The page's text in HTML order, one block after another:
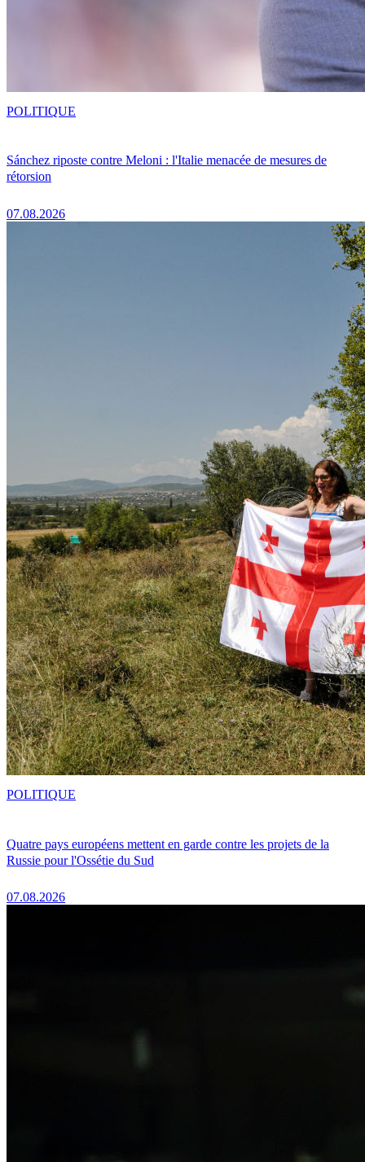
Sánchez riposte contre Meloni : l'Italie menacée de mesures de
rétorsion
07.08.2026
POLITIQUE
Quatre pays européens mettent en garde contre les projets de la
Russie pour l'Ossétie du Sud
07.08.2026
POLITIQUE